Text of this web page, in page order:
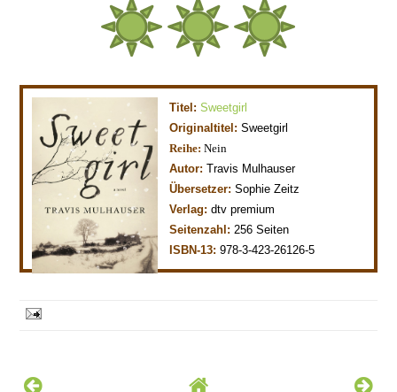
Titel:Sweetgirl
Originaltitel: Sweetgirl
Reihe: Nein
Autor:Travis Mul hauser
Übersetzer:Sophie Zeitz
Verlag: dtv premium
Seitenzahl: 256 Seiten
ISBN-13: 978-3-423-26126-5